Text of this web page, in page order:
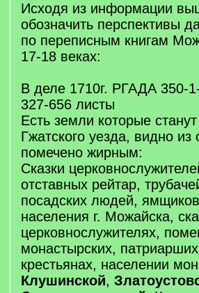
Исходя из информации
обозначить перспективы
по переписным книгам
17-18 веках:
В деле 1710г. РГАДА 350-
327-656 листы
Есть земли которые
Гжатского уезда, видно из
помечено жирным:
Сказки
отставных рейтар,
посадских людей, ямщиков
населения г. Можайска,
церковнослужителях,
монастырских,
крестьянах, населении
Клушинской,